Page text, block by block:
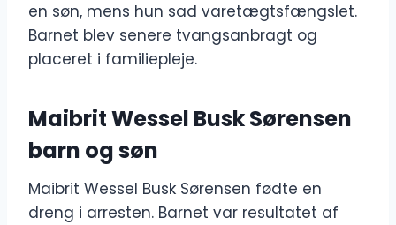
en søn, mens hun sad varetægtsfængslet.
Barnet blev senere tvangsanbragt og
placeret i familiepleje.
Maibrit Wessel Busk Sørensen
barn og søn
Maibrit Wessel Busk Sørensen fødte en
dreng i arresten. Barnet var resultatet af